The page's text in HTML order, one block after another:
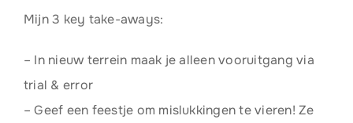
Mijn 3 key take-aways:
– In nieuw terrein maak je alleen vooruitgang via
trial & error
– Geef een feestje om mislukkingen te vieren! Ze